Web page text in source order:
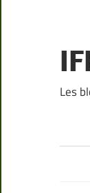
Les